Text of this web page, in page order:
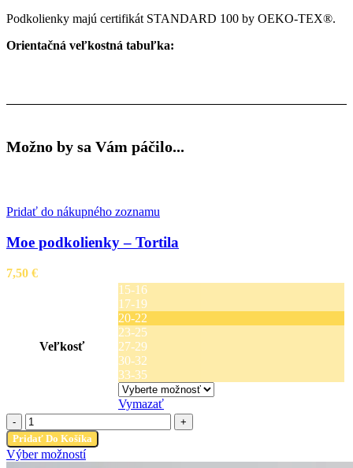
Podkolienky majú certifikát STANDARD 100 by OEKO-TEX®.
Orientačná veľkostná tabuľka:
Možno by sa Vám páčilo...
Pridať do nákupného zoznamu
Moe podkolienky – Tortila
7,50 €
Veľkosť
15-16
17-19
20-22
23-25
27-29
30-32
33-35
Vymazať
množstvo
Moe
podkolienky
-
Pridať Do Košíka
Výber možnostíTento